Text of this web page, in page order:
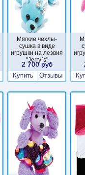
Мягкие чехлы-
сушка в виде
игрушки на лезвия
"Jerry`s"
2 700руб
Купить
Отзывы